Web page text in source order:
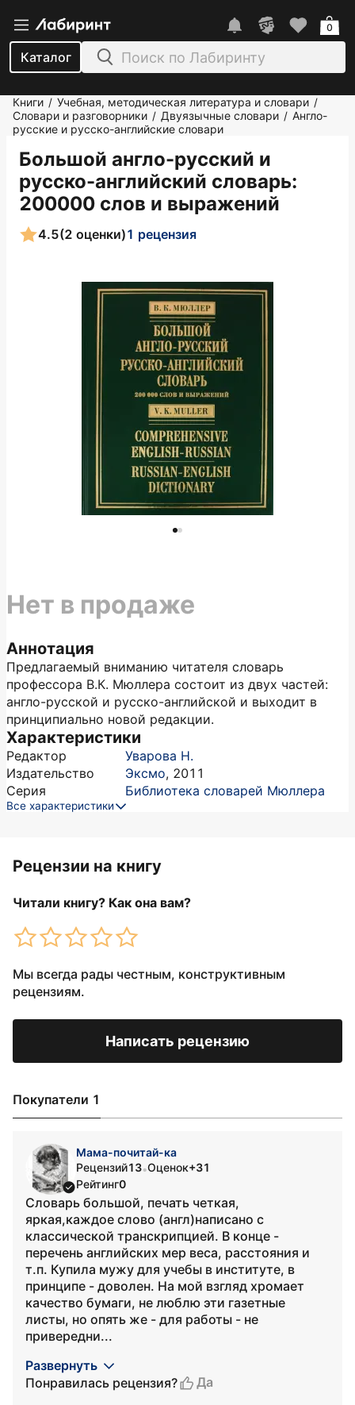
Каталог
0
Книги / Учебная, методическая литература и словари /
Словари и разговорники / Двуязычные словари / Англо-
русские и русско-английские словари
Большой англо-русский и
русско-английский словарь:
200000 слов и выражений
4.5(2 оценки)1 рецензия
Аннотация
Предлагаемый вниманию читателя словарь
профессора В.К. Мюллера состоит из двух частей:
англо-русской и русско-английской и выходит в
принципиально новой редакции.
Характеристики
Редактор
Уварова Н.
Издательство
Эксмо, 2011
Серия
Библиотека словарей Мюллера
Все характеристики
Нет в продаже
Рецензии на книгу
Читали книгу? Как она вам?
Мы всегда рады честным, конструктивным
рецензиям.
Написать рецензию
Покупатели 1
Мама-почитай-ка
Рецензий13•Оценок+31
Рейтинг0
Словарь большой, печать четкая,
яркая,каждое слово (англ)написано с
классической транскрипцией. В конце -
перечень английских мер веса, расстояния и
т.п. Купила мужу для учебы в институте, в
принципе - доволен. На мой взгляд хромает
качество бумаги, не люблю эти газетные
листы, но опять же - для работы - не
привередни...
Развернуть
Понравилась рецензия?
Да